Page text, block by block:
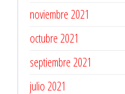
noviembre 2021
octubre 2021
septiembre 2021
julio 2021